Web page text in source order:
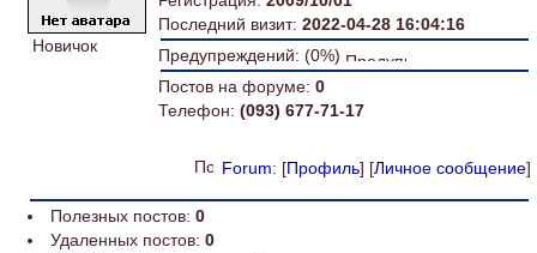
Новичок
Последний визит: 2022-04-28 16:04:16
Предупреждений: (0%)
Постов на форуме: 0
Телефон: (093) 677-71-17
Forum: [Профиль] [Личное сообщение]
Полезных постов: 0
Удаленных постов: 0